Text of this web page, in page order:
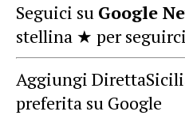
Seguici su Google
stellina ★ per seguirci
Aggiungi
preferita su Google